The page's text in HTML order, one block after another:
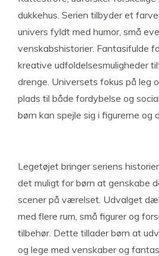
dukkehus. Serien tilbyder et
univers fyldt med humor, små
venskabshistorier. Fantasifulde
kreative udfoldelsesmuligheder
drenge. Universets fokus på leg
plads til både fordybelse og
børn kan spejle sig i figurerne og
Legetøjet bringer seriens
det muligt for børn at genskabe
scener på værelset. Udvalget
med flere rum, små figurer og
tilbehør. Dette tillader børn at
og lege med venskaber og